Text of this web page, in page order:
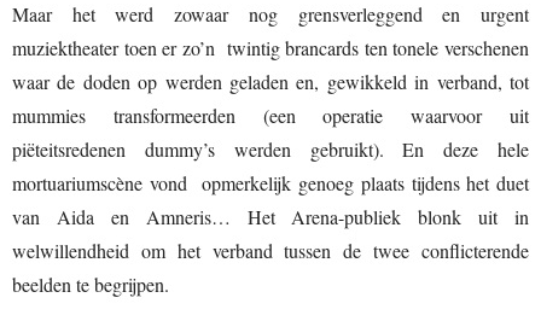
Maar het werd zowaar nog grensverleggend en urgent
muziektheater toen er zo’n twintig brancards ten tonele verschenen
waar de doden op werden geladen en, gewikkeld in verband, tot
mummies transformeerden (een operatie waarvoor uit
piëteitsredenen dummy’s werden gebruikt). En deze hele
mortuariumscène vond opmerkelijk genoeg plaats tijdens het duet
van Aida en Amneris… Het Arena-publiek blonk uit in
welwillendheid om het verband tussen de twee conflicterende
beelden te begrijpen.